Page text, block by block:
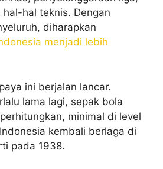
hal teknis. Dengan
diharapkan
menjadi lebih
ini berjalan lancar.
lama lagi, sepak bola
minimal di level
kembali berlaga di
pada 1938.